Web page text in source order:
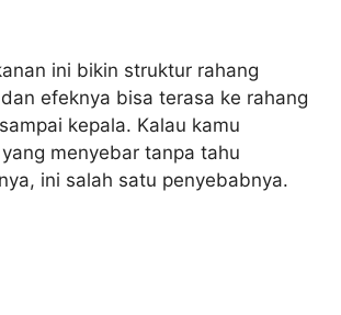
ini bikin struktur rahang
efeknya bisa terasa ke rahang
kepala. Kalau kamu
menyebar tanpa tahu
ini salah satu penyebabnya.